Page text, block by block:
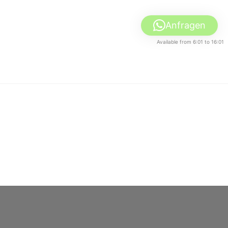
Anfragen
Available from 6:01 to 16:01